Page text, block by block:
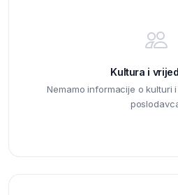
Kultura i
Nemamo informacije o kulturi